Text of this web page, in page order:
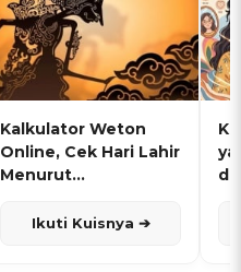
Kalkulator Weton
Online, Cek Hari Lahir
Menurut
Ikuti Kuisnya ➔